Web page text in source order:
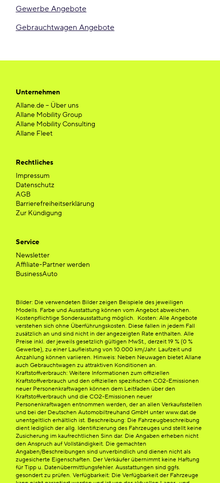
Gewerbe Angebote
Gebrauchtwagen Angebote
Unternehmen
Allane.de – Über uns
Allane Mobility Group
Allane Mobility Consulting
Allane Fleet
Rechtliches
Impressum
Datenschutz
AGB
Barrierefreiheitserklärung
Zur Kündigung
Service
Newsletter
Affiliate-Partner werden
BusinessAuto
Bilder: Die verwendeten Bilder zeigen Beispiele des jeweiligen
Modells. Farbe und Ausstattung können vom Angebot abweichen.
Kostenpflichtige Sonderausstattung möglich. Kosten: Alle Angebote
verstehen sich ohne Überführungskosten. Diese fallen in jedem Fall
zusätzlich an und sind nicht in der angezeigten Rate enthalten. Alle
Preise inkl. der jeweils gesetzlich gültigen MwSt., derzeit 19 % (0 %
Gewerbe), zu einer Laufleistung von 10.000 km/Jahr. Laufzeit und
Anzahlung können variieren. Hinweis: Neben Neuwagen bietet Allane
auch Gebrauchtwagen zu attraktiven Konditionen an.
Kraftstoffverbrauch: Weitere Informationen zum offiziellen
Kraftstoffverbrauch und den offiziellen spezifischen CO2-Emissionen
neuer Personenkraftwagen können dem Leitfaden über den
Kraftstoffverbrauch und die CO2-Emissionen neuer
Personenkraftwagen entnommen werden, der an allen Verkaufsstellen
und bei der Deutschen Automobiltreuhand GmbH unter www.dat.de
unentgeltlich erhältlich ist. Beschreibung: Die Fahrzeugbeschreibung
dient lediglich der allg. Identifizierung des Fahrzeuges und stellt keine
Zusicherung im kaufrechtlichen Sinn dar. Die Angaben erheben nicht
den Anspruch auf Vollständigkeit. Die gemachten
Angaben/Beschreibungen sind unverbindlich und dienen nicht als
zugesicherte Eigenschaften. Der Verkäufer übernimmt keine Haftung
für Tipp u. Datenübermittlungsfehler. Ausstattungen sind ggfs.
gesondert zu prüfen. Verfügbarkeit: Die Verfügbarkeit der Fahrzeuge